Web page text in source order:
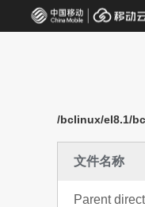
/bclinux/el8.1/
文件名称
Parent